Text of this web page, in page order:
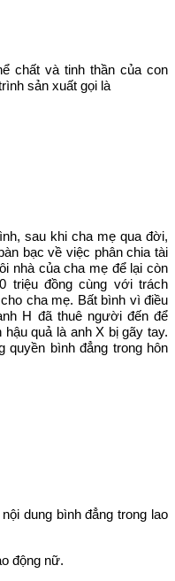
chất và tinh thần của con
sản xuất gọi là
sau khi cha mẹ qua đời,
bạc về việc phân chia tài
nhà của cha mẹ để lại còn
triệu đồng cùng với trách
cha mẹ. Bất bình vì điều
H đã thuê người đến để
quả là anh X bị gãy tay.
quyền bình đẳng trong hôn
dung bình đẳng trong lao
động nữ.